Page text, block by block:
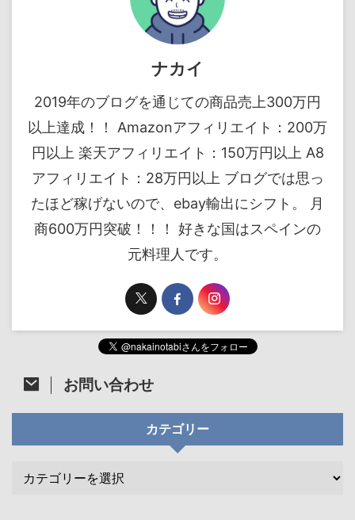
ナカイ
2019年のブログを通じての商品売上300万円
以上達成！！ Amazonアフィリエイト：200万
円以上 楽天アフィリエイト：150万円以上 A8
アフィリエイト：28万円以上 ブログでは思っ
たほど稼げないので、ebay輸出にシフト。 月
商600万円突破！！！ 好きな国はスペインの
元料理人です。
お問い合わせ
カテゴリー